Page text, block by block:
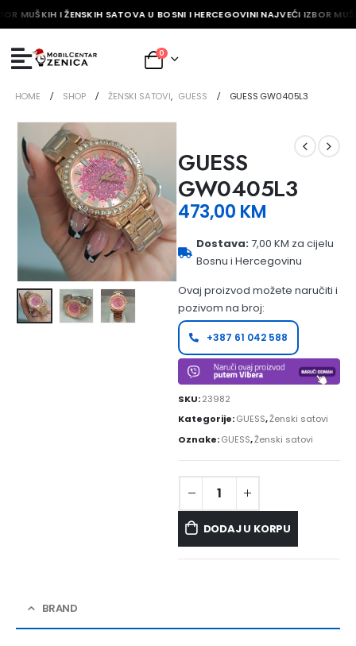
MUŠKIH I ŽENSKIH SATOVA U BOSNI I HERCEGOVINI NAJVEĆI IZBOR
0
HOME SHOP ŽENSKI SATOVI, GUESS GUESS GW0405L3
GUESS
GW0405L3
473,00 KM
Dostava:7,00 KM za cijelu
Bosnu i Hercegovinu
Ovaj proizvod možete naručiti i
pozivom na broj:
+387 61 042 588
SKU:23982
Kategorije:GUESS,Ženski satovi
Oznake:GUESS,Ženski satovi
DODAJ U KORPU
BRAND